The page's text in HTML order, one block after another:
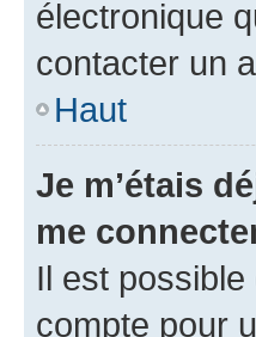
électronique
contacter un
Haut
Je m’étais
me
Il est
compte pour